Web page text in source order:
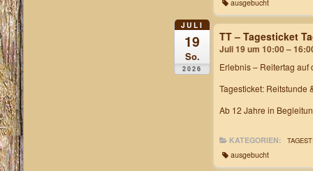
ausgebucht
JULI
19
So.
2026
TT – Tagesticket
Juli 19 um 10:00 –
Erlebnis – Reitertag auf
Tagesticket: Reitstunde
Ab 12 Jahre in
KATEGORIEN:
ausgebucht